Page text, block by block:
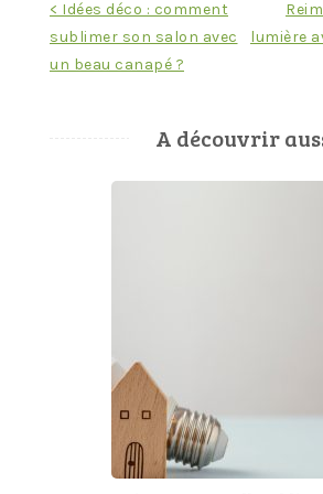
Navigation
< Idées déco : comment
sublimer son salon avec
un beau canapé ?
lumière
A découvrir